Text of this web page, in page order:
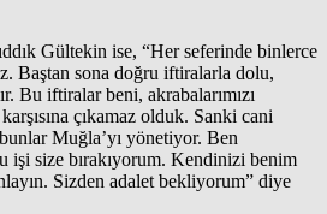
Gültekin ise, “Her seferinde binlerce
Baştan sona doğru iftiralarla dolu,
Bu iftiralar beni, akrabalarımızı
çıkamaz olduk. Sanki cani
Muğla’yı yönetiyor. Ben
işi size bırakıyorum. Kendinizi benim
Sizden adalet bekliyorum” diye